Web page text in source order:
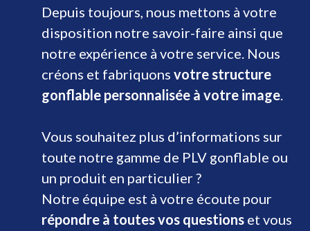
Depuis toujours, nous mettons à votre
disposition notre savoir-faire ainsi que
notre expérience à votre service. Nous
créons et fabriquons votre structure
gonflable personnalisée à votre image.
Vous souhaitez plus d’informations sur
toute notre gamme de PLV gonflable ou
un produit en particulier ?
Notre équipe est à votre écoute pour
répondre à toutes vos questions et vous